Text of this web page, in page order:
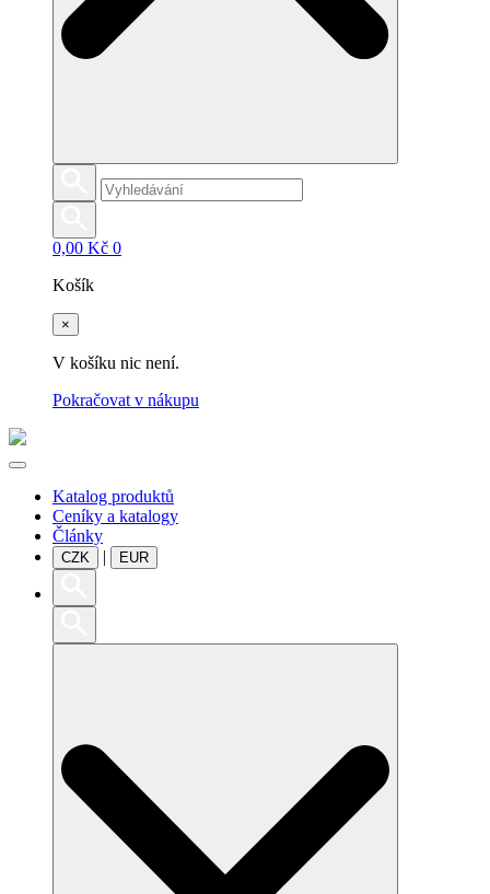
0,00 Kč 0
Košík
×
V košíku nic není.
Pokračovat v nákupu
Katalog produktů
Ceníky a katalogy
Články
CZK | EUR
Search